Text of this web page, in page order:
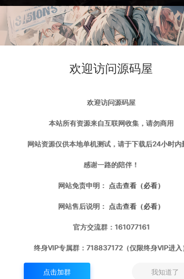
欢迎访问源码屋
欢迎访问源码屋
本站所有资源来自互联网收集，请勿商用
网站资源仅供本地单机测试，请于下载后24小时内
感谢一路的陪伴！
网站免责申明： 点击查看（必看）
网站售后说明： 点击查看（必看）
官方交流群：161077161
终身VIP专属群：718837172（仅限终身VIP进入
点击加群 我知道了